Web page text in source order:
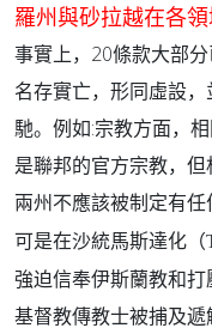
羅州與砂拉越在各
事實上， 20條款大部
名存實亡，形同虛設
馳。例如:宗教方面，
是聯邦的官方宗教，
兩州不應該被制定有任
可是在沙統馬斯達化（
強迫信奉伊斯蘭教和
基督教傳教士被捕及